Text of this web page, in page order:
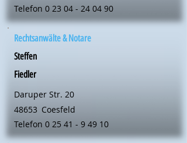
Telefon 0 23 04 - 24 04 90
Rechtsanwälte & Notare
Steffen
Fiedler
Daruper Str. 20
48653 Coesfeld
Telefon 0 25 41 - 9 49 10